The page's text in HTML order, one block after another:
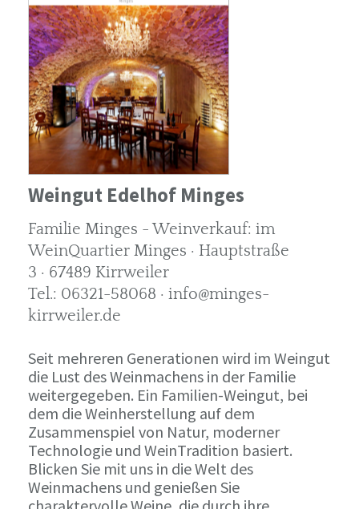
Weingut Edelhof Minges
Familie Minges - Weinverkauf: im
WeinQuartier Minges · Hauptstraße
3 · 67489 Kirrweiler
Tel.: 06321-58068 · info@minges-
kirrweiler.de
Seit mehreren Generationen wird im Weingut
die Lust des Weinmachens in der Familie
weitergegeben. Ein Familien-Weingut, bei
dem die Weinherstellung auf dem
Zusammenspiel von Natur, moderner
Technologie und WeinTradition basiert.
Blicken Sie mit uns in die Welt des
Weinmachens und genießen Sie